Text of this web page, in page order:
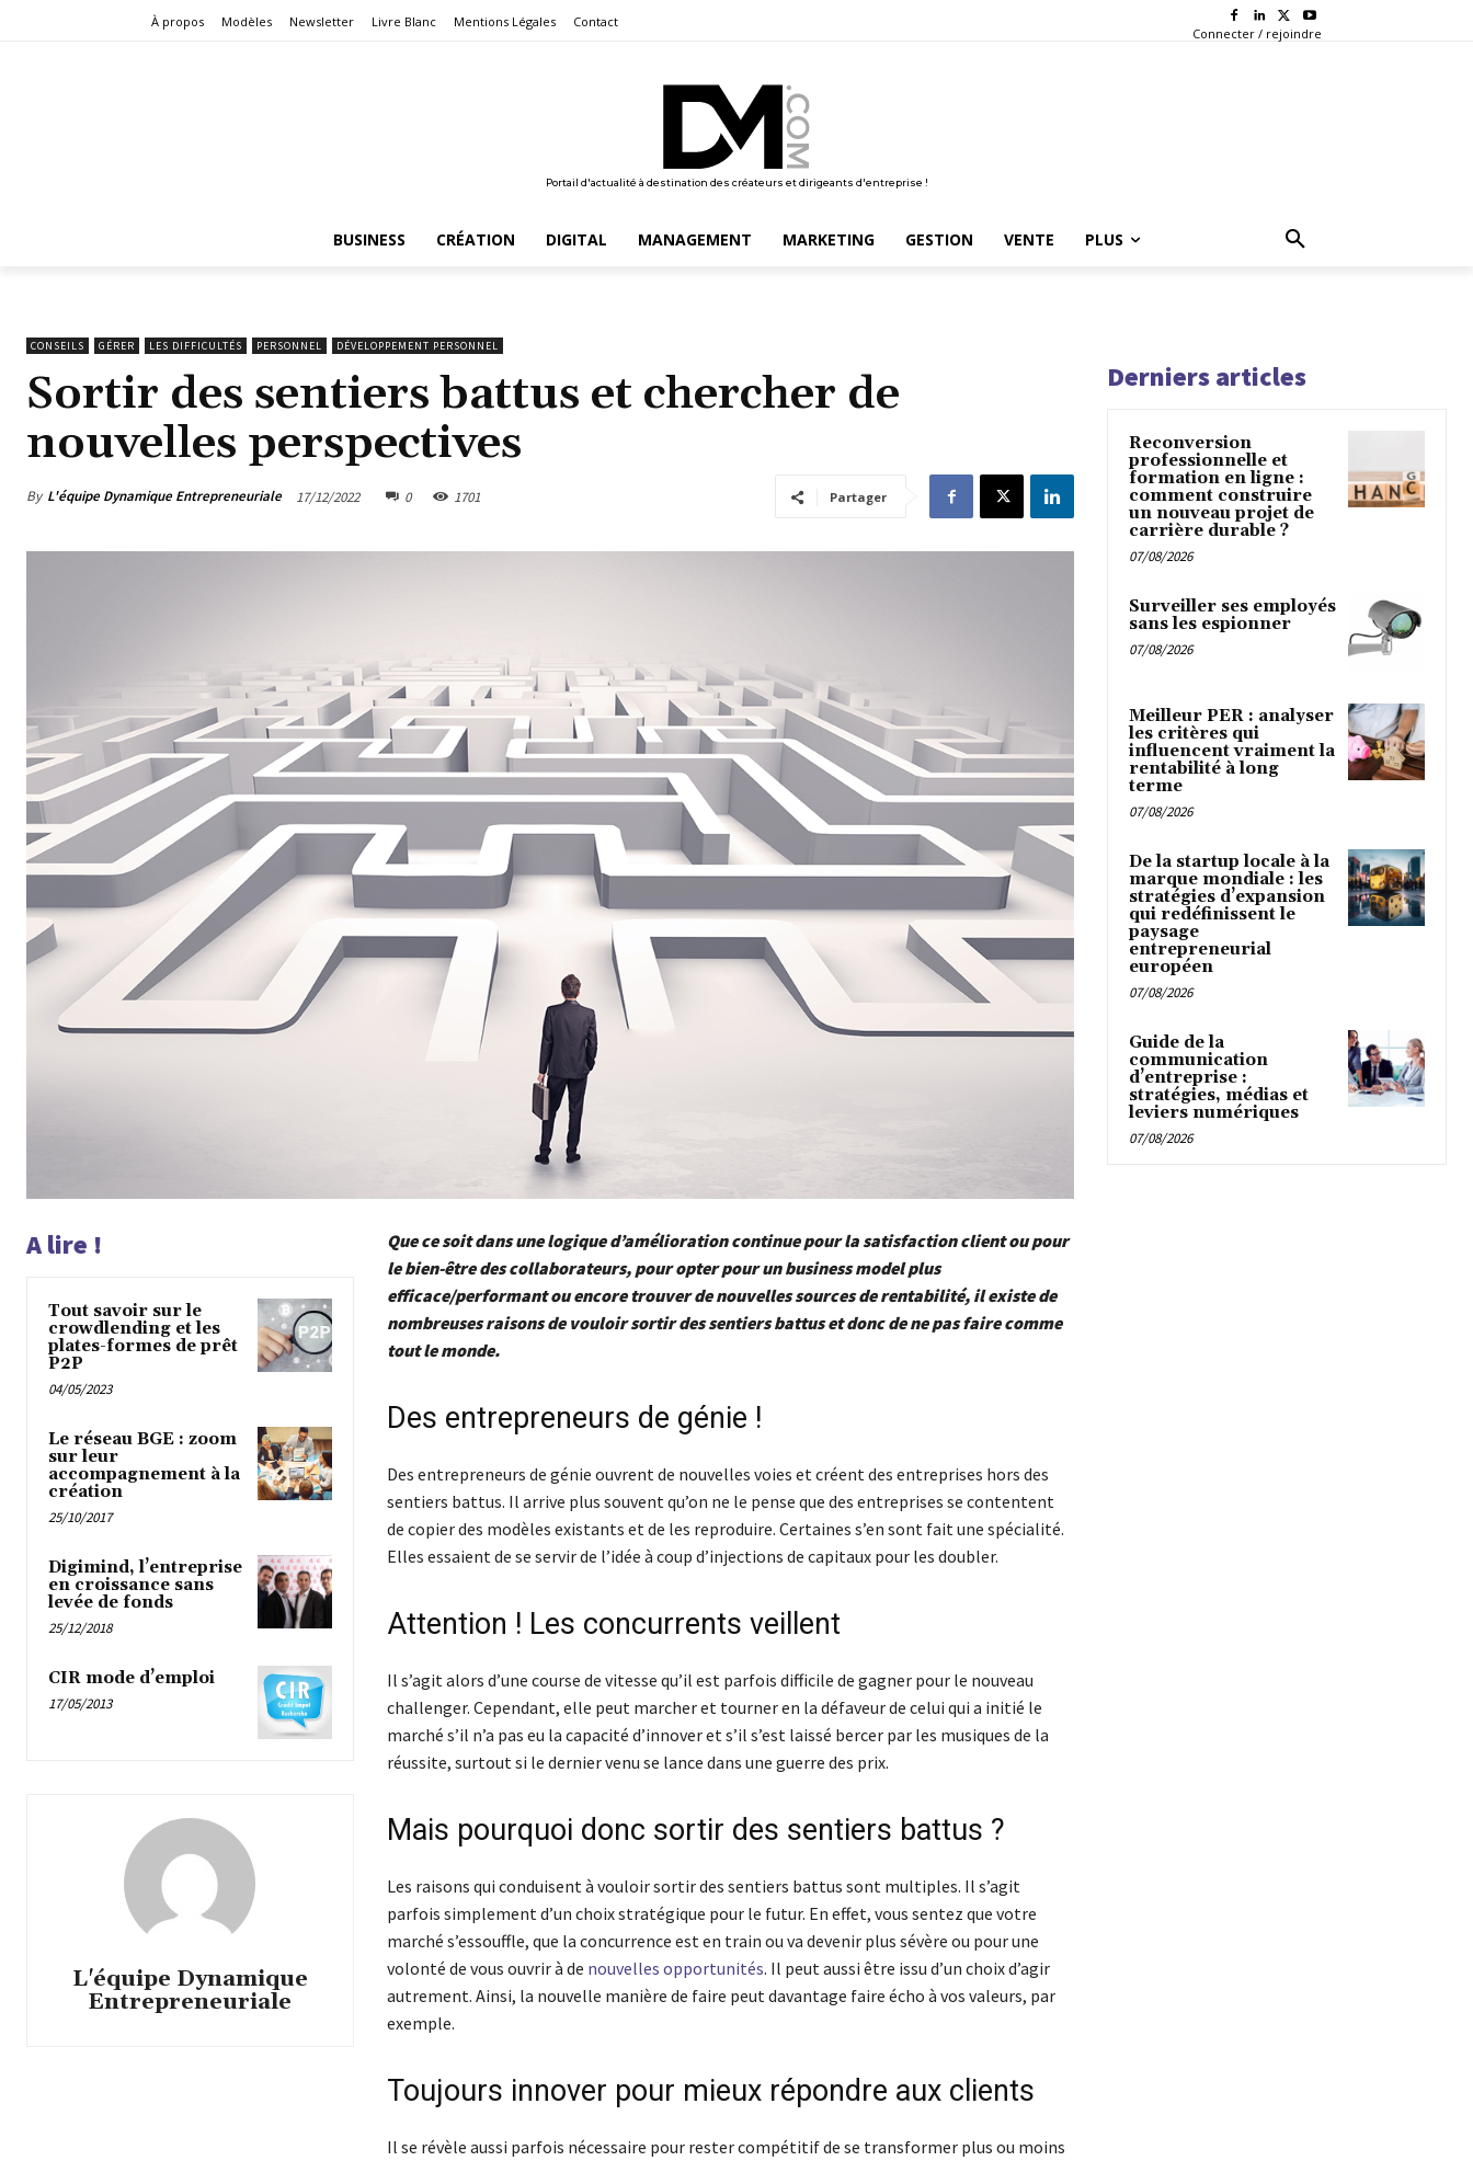
À propos Modèles Newsletter Livre Blanc Mentions Légales Contact
Connecter / rejoindre
Portail d'actualité à destination des créateurs et dirigeants d'entreprise !
BUSINESS CRÉATION DIGITAL MANAGEMENT MARKETING GESTION VENTE PLUS
CONSEILS GÉRER LES DIFFICULTÉS PERSONNEL DÉVELOPPEMENT PERSONNEL
Sortir des sentiers battus et chercher de
nouvelles perspectives
By L'équipe Dynamique Entrepreneuriale 17/12/2022 0 1701 Partager
A lire !
Tout savoir sur le
crowdlending et les
plates-formes de prêt
P2P
04/05/2023
Le réseau BGE : zoom
sur leur
accompagnement à la
création
25/10/2017
Digimind, l’entreprise
en croissance sans
levée de fonds
25/12/2018
CIR mode d’emploi
17/05/2013
L'équipe Dynamique
Entrepreneuriale
Que ce soit dans une logique d’amélioration continue pour la satisfaction client ou pour
le bien-être des collaborateurs, pour opter pour un business model plus
efficace/performant ou encore trouver de nouvelles sources de rentabilité, il existe de
nombreuses raisons de vouloir sortir des sentiers battus et donc de ne pas faire comme
tout le monde.
Des entrepreneurs de génie !
Des entrepreneurs de génie ouvrent de nouvelles voies et créent des entreprises hors des
sentiers battus. Il arrive plus souvent qu’on ne le pense que des entreprises se contentent
de copier des modèles existants et de les reproduire. Certaines s’en sont fait une spécialité.
Elles essaient de se servir de l’idée à coup d’injections de capitaux pour les doubler.
Attention ! Les concurrents veillent
Il s’agit alors d’une course de vitesse qu’il est parfois difficile de gagner pour le nouveau
challenger. Cependant, elle peut marcher et tourner en la défaveur de celui qui a initié le
marché s’il n’a pas eu la capacité d’innover et s’il s’est laissé bercer par les musiques de la
réussite, surtout si le dernier venu se lance dans une guerre des prix.
Mais pourquoi donc sortir des sentiers battus ?
Les raisons qui conduisent à vouloir sortir des sentiers battus sont multiples. Il s’agit
parfois simplement d’un choix stratégique pour le futur. En effet, vous sentez que votre
marché s’essouffle, que la concurrence est en train ou va devenir plus sévère ou pour une
volonté de vous ouvrir à de nouvelles opportunités. Il peut aussi être issu d’un choix d’agir
autrement. Ainsi, la nouvelle manière de faire peut davantage faire écho à vos valeurs, par
exemple.
Toujours innover pour mieux répondre aux clients
Il se révèle aussi parfois nécessaire pour rester compétitif de se transformer plus ou moins
Derniers articles
Reconversion
professionnelle et
formation en ligne :
comment construire
un nouveau projet de
carrière durable ?
07/08/2026
Surveiller ses employés
sans les espionner
07/08/2026
Meilleur PER : analyser
les critères qui
influencent vraiment la
rentabilité à long
terme
07/08/2026
De la startup locale à la
marque mondiale : les
stratégies d’expansion
qui redéfinissent le
paysage
entrepreneurial
européen
07/08/2026
Guide de la
communication
d’entreprise :
stratégies, médias et
leviers numériques
07/08/2026